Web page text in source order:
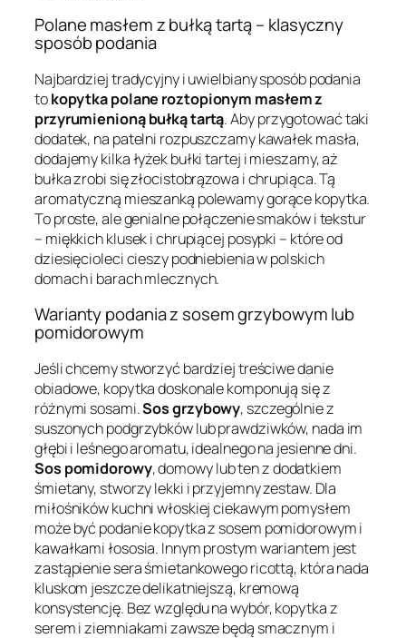
Polane masłem z bułką tartą – klasyczny
sposób podania
Najbardziej tradycyjny i uwielbiany sposób podania
tokopytka polane roztopionym masłem z
przyrumienioną bułką tartą. Aby przygotować taki
dodatek, na patelni rozpuszczamy kawałek masła,
dodajemy kilka łyżek bułki tartej i mieszamy, aż
bułka zrobi się złocistobrązowa i chrupiąca. Tą
aromatyczną mieszanką polewamy gorące kopytka.
To proste, ale genialne połączenie smaków i tekstur
– miękkich klusek i chrupiącej posypki – które od
dziesięcioleci cieszy podniebienia w polskich
domach i barach mlecznych.
Warianty podania z sosem grzybowym lub
pomidorowym
Jeśli chcemy stworzyć bardziej treściwe danie
obiadowe, kopytka doskonale komponują się z
różnymi sosami.Sos grzybowy, szczególnie z
suszonych podgrzybków lub prawdziwków, nada im
głębi i leśnego aromatu, idealnego na jesienne dni.
Sos pomidorowy, domowy lub ten z dodatkiem
śmietany, stworzy lekki i przyjemny zestaw. Dla
miłośników kuchni włoskiej ciekawym pomysłem
może być podanie kopytka z sosem pomidorowym i
kawałkami łososia. Innym prostym wariantem jest
zastąpienie sera śmietankowego ricottą, która nada
kluskom jeszcze delikatniejszą, kremową
konsystencję. Bez względu na wybór, kopytka z
serem i ziemniakami zawsze będą smacznym i